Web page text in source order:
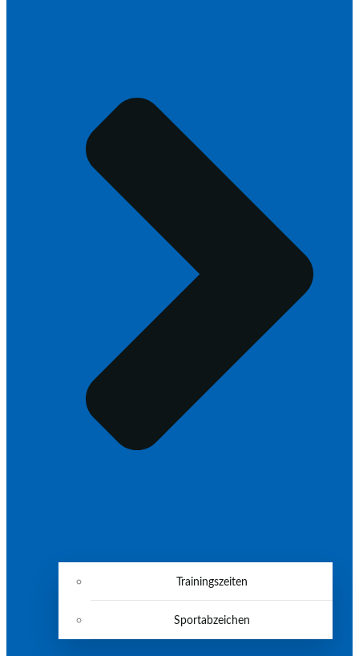
Trainingszeiten
Sportabzeichen